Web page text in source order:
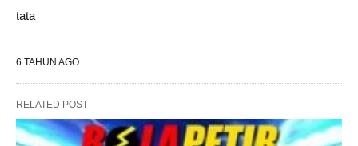
tata
6 TAHUN AGO
RELATED POST